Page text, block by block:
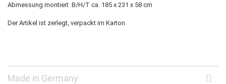
Abmessung montiert B/H/T ca. 185 x 231 x 58 cm
Der Artikel ist zerlegt, verpackt im Karton
Made in Germany